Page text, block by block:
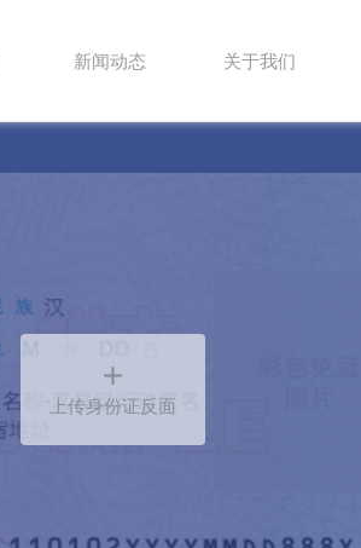
新闻动态 关于我们

上传身份证反面